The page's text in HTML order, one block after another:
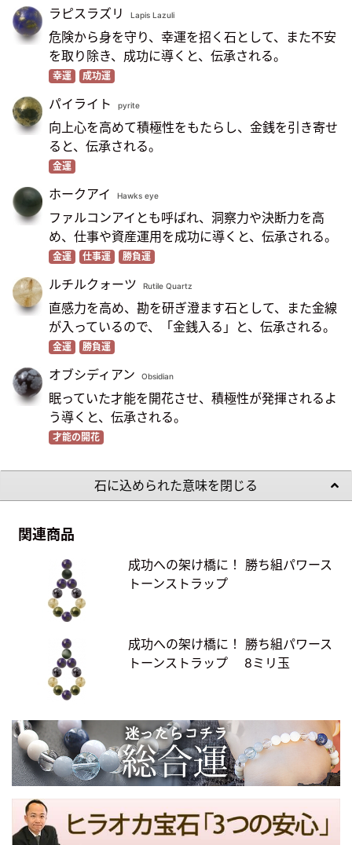
ラピスラズリ Lapis Lazuli
危険から身を守り、幸運を招く石として、また不安
を取り除き、成功に導くと、伝承される。
幸運 成功運
パイライト pyrite
向上心を高めて積極性をもたらし、金銭を引き寄せ
ると、伝承される。
金運
ホークアイ Hawks eye
ファルコンアイとも呼ばれ、洞察力や決断力を高
め、仕事や資産運用を成功に導くと、伝承される。
金運 仕事運 勝負運
ルチルクォーツ Rutile Quartz
直感力を高め、勘を研ぎ澄ます石として、また金線
が入っているので、「金銭入る」と、伝承される。
金運 勝負運
オブシディアン Obsidian
眠っていた才能を開花させ、積極性が発揮されるよ
う導くと、伝承される。
才能の開花
石に込められた意味を閉じる
関連商品
成功への架け橋に！ 勝ち組パワース
トーンストラップ
成功への架け橋に！ 勝ち組パワース
トーンストラップ 8ミリ玉